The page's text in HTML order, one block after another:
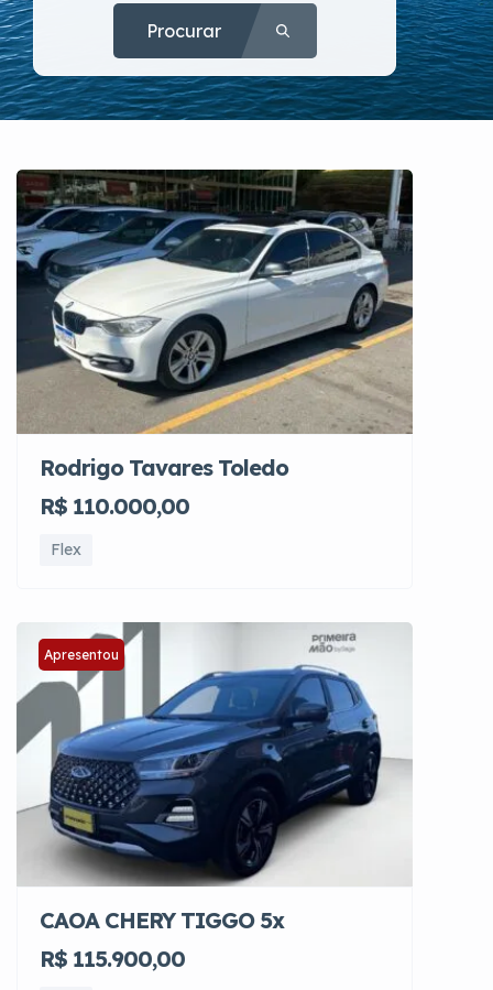
Procurar
Rodrigo Tavares Toledo
R$ 110.000,00
Flex
Apresentou
CAOA CHERY TIGGO 5x
R$ 115.900,00